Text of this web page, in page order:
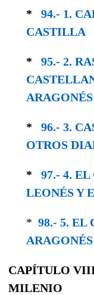
* 94.- 1.
CASTILLA
* 95.- 2.
* 96.- 3.
OTROS
* 97.- 4.
LEONÉS Y
* 98.- 5. EL
CAPÍTULO
MILENIO